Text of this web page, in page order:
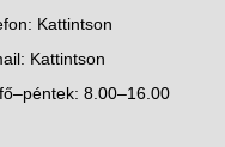
Kattintson
Kattintson
8.00–16.00